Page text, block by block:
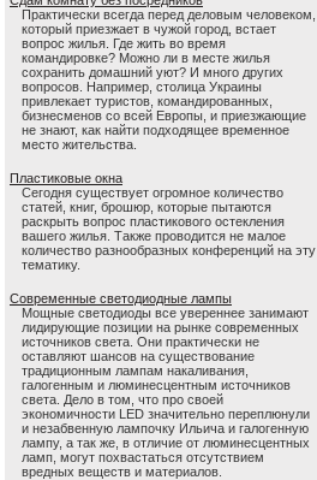
Практически всегда перед деловым человеком,
который приезжает в чужой город, встает
вопрос жилья. Где жить во время
командировке? Можно ли в месте жилья
сохранить домашний уют? И много других
вопросов. Например, столица Украины
привлекает туристов, командированных,
бизнесменов со всей Европы, и приезжающие
не знают, как найти подходящее временное
место жительства.
Пластиковые окна
Сегодня существует огромное количество
статей, книг, брошюр, которые пытаются
раскрыть вопрос пластикового остекления
вашего жилья. Также проводится не малое
количество разнообразных конференций на эту
тематику.
Современные светодиодные лампы
Мощные светодиоды все увереннее занимают
лидирующие позиции на рынке современных
источников света. Они практически не
оставляют шансов на существование
традиционным лампам накаливания,
галогенным и люминесцентным источников
света. Дело в том, что про своей
экономичности LED значительно переплюнули
и незабвенную лампочку Ильича и галогенную
лампу, а так же, в отличие от люминесцентных
ламп, могут похвастаться отсутствием
вредных веществ и материалов.